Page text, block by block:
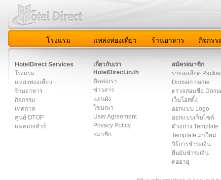
โรงแรม แหล่งท่องเที่ยว ร้านอาหาร กิจกรร
HotelDirect Services
โรงแรม
แหล่งท่องเที่ยว
ร้านอาหาร
กิจกรรม
เทศกาล
ศูนย์ OTOP
แพคเกจทัวร์
เกี่ยวกับเรา
HotelDirect.in.th
ติดต่อเรา
ข่าวสาร
แผนผัง
โฆษณา
User Agreement
Privacy Policy
สมาชิก
สมัครสมาชิก
รายละเอียด
Domain name
ตรวจสอบชื่อ
เว็บโฮสติ้ง
ออกแบบ Logo
ออกแบบเว็บไซต์
ตัวอย่าง Template
Template มาใหม่
วิธีการชำระเงิน
ยืนยันชำระเงิน
ต่ออายุ